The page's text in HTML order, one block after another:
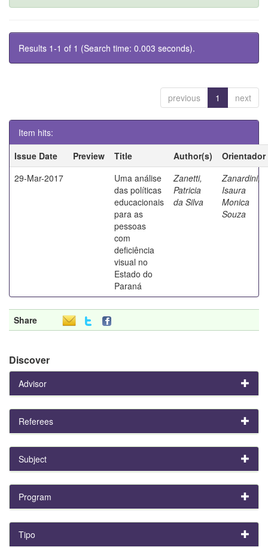
Results 1-1 of 1 (Search time: 0.003 seconds).
previous 1 next
Item hits:
Issue Date
Preview Title Author(s)
Orientador
29-Mar-2017
Uma análise
das políticas
educacionais
para as
pessoas
com
deficiência
visual no
Estado do
Paraná
Zanetti,
Patricia
da Silva
Zanardini,
Isaura
Monica
Souza
Share
Discover
Advisor
Referees
Subject
Program
Tipo